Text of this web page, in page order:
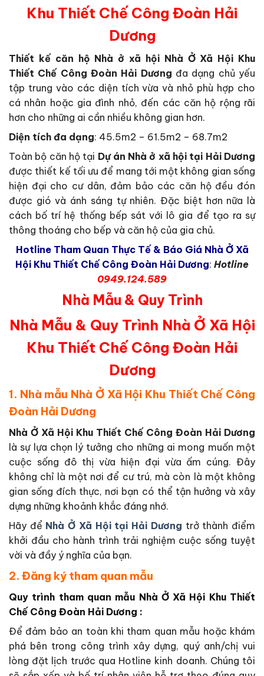
Khu Thiết Chế Công Đoàn Hải
Dương
Thiết kế căn hộ Nhà ở xã hội Nhà Ở Xã Hội Khu
Thiết Chế Công Đoàn Hải Dương đa dạng chủ yếu
tập trung vào các diện tích vừa và nhỏ phù hợp cho
cá nhân hoặc gia đình nhỏ, đến các căn hộ rộng rãi
hơn cho những ai cần nhiều không gian hơn.
Diện tích đa dạng: 45.5m2 – 61.5m2 – 68.7m2
Toàn bộ căn hộ tại Dự án Nhà ở xã hội tại Hải Dương
được thiết kế tối ưu để mang tới một không gian sống
hiện đại cho cư dân, đảm bảo các căn hộ đều đón
được gió và ánh sáng tự nhiên. Đặc biệt hơn nữa là
cách bố trí hệ thống bếp sát với lô gia để tạo ra sự
thông thoáng cho bếp và căn hộ của gia chủ.
Hotline Tham Quan Thực Tế & Báo Giá Nhà Ở Xã
Hội Khu Thiết Chế Công Đoàn Hải Dương: Hotline
0949.124.589
Nhà Mẫu & Quy Trình
Nhà Mẫu & Quy Trình Nhà Ở Xã Hội
Khu Thiết Chế Công Đoàn Hải
Dương
1. Nhà mẫu Nhà Ở Xã Hội Khu Thiết Chế Công
Đoàn Hải Dương
Nhà Ở Xã Hội Khu Thiết Chế Công Đoàn Hải Dương
là sự lựa chọn lý tưởng cho những ai mong muốn một
cuộc sống đô thị vừa hiện đại vừa ấm cúng. Đây
không chỉ là một nơi để cư trú, mà còn là một không
gian sống đích thực, nơi bạn có thể tận hưởng và xây
dựng những khoảnh khắc đáng nhớ.
Hãy để Nhà Ở Xã Hội tại Hải Dương trở thành điểm
khởi đầu cho hành trình trải nghiệm cuộc sống tuyệt
vời và đầy ý nghĩa của bạn.
2. Đăng ký tham quan mẫu
Quy trình tham quan mẫu Nhà Ở Xã Hội Khu Thiết
Chế Công Đoàn Hải Dương :
Để đảm bảo an toàn khi tham quan mẫu hoặc khám
phá bên trong công trình xây dựng, quý anh/chị vui
lòng đặt lịch trước qua Hotline kinh doanh. Chúng tôi